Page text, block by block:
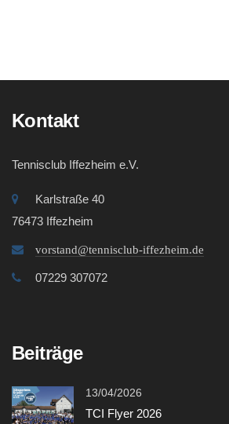
Kontakt
Tennisclub Iffezheim e.V.
Karlstraße 40
76473 Iffezheim
vorstand@tennisclub-iffezheim.de
07229 307072
Beiträge
13/04/2026
TCI Flyer 2026